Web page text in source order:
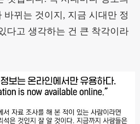
뀌는 것이지 , 지금 시대만 정
다고 생각하는 건 큰 착각이라